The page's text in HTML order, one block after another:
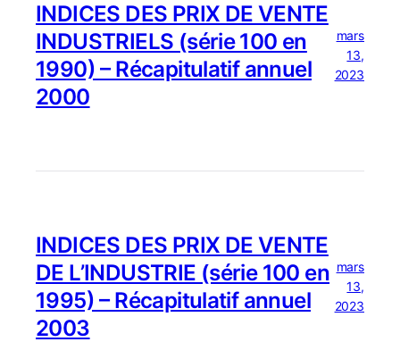
INDICES DES PRIX DE VENTE
INDUSTRIELS (série 100 en
1990) – Récapitulatif annuel
2000
mars
13,
2023
INDICES DES PRIX DE VENTE
DE L’INDUSTRIE (série 100 en
1995) – Récapitulatif annuel
2003
mars
13,
2023